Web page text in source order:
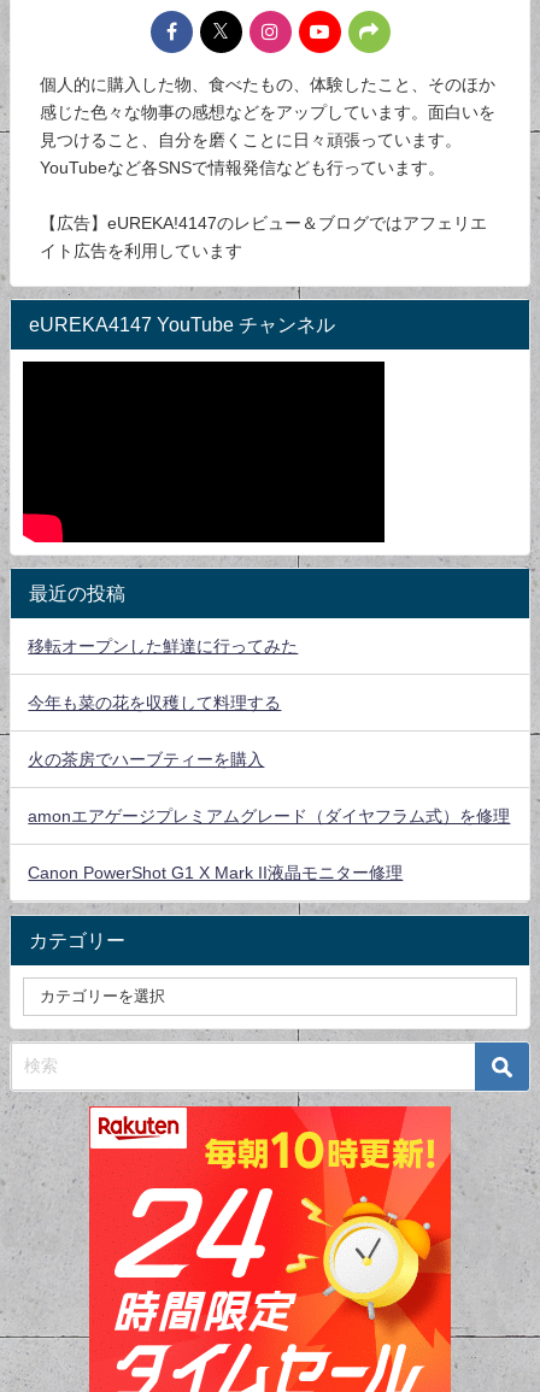
個人的に購入した物、食べたもの、体験したこと、そのほか
感じた色々な物事の感想などをアップしています。面白いを
見つけること、自分を磨くことに日々頑張っています。
YouTubeなど各SNSで情報発信なども行っています。
【広告】eUREKA!4147のレビュー＆ブログではアフェリエ
イト広告を利用しています
eUREKA4147 YouTube チャンネル
最近の投稿
移転オープンした鮮達に行ってみた
今年も菜の花を収穫して料理する
火の茶房でハーブティーを購入
amonエアゲージプレミアムグレード（ダイヤフラム式）を修理
Canon PowerShot G1 X Mark II液晶モニター修理
カテゴリー